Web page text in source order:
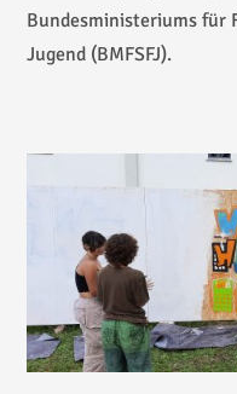
Bundesministeriums für
Jugend (BMFSFJ).